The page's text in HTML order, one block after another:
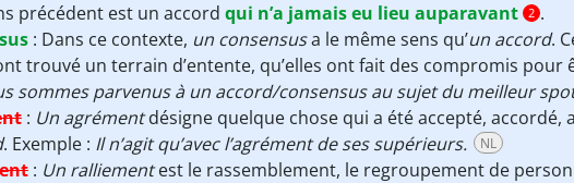
précédent est un accord qui n’a jamais eu lieu auparavant 2 .
: Dans ce contexte, un consensusa le même sens qu’un accord.
trouvé un terrain d’entente, qu’elles ont fait des compromis pour
sommes parvenus à un accord/consensus au sujet du meilleur
: Un agrémentdésigne quelque chose qui a été accepté, accordé,
. Exemple : Il n’agit qu’avec l’agrément de ses supérieurs. NL
: Un ralliementest le rassemblement, le regroupement de